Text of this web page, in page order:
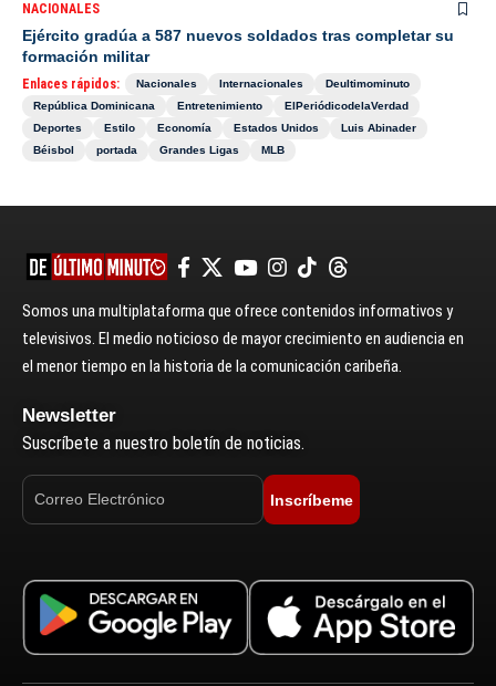
NACIONALES
Ejército gradúa a 587 nuevos soldados tras completar su
formación militar
Enlaces rápidos: Nacionales Internacionales
Deultimominuto
República Dominicana
Entretenimiento
ElPeriódicodelaVerdad
Deportes
Estilo Economía Estados Unidos
Luis Abinader
Béisbol
portada Grandes Ligas MLB
Somos una multiplataforma que ofrece contenidos informativos y
televisivos. El medio noticioso de mayor crecimiento en audiencia en
el menor tiempo en la historia de la comunicación caribeña.
Newsletter
Suscríbete a nuestro boletín de noticias.
Inscríbeme